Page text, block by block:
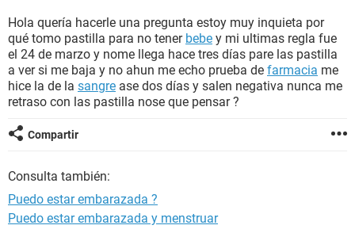
BIENESTAR
SEXUALIDAD
GLOSARIO
Hola quería hacerle una pregunta estoy muy inquieta por
qué tomo pastilla para no tener bebe y mi ultimas regla fue
el 24 de marzo y nome llega hace tres días pare las pastilla
a ver si me baja y no ahun me echo prueba de farmacia me
hice la de la sangre ase dos días y salen negativa nunca me
retraso con las pastilla nose que pensar ?
Compartir
Consulta también:
Puedo estar embarazada ?
Puedo estar embarazada y menstruar